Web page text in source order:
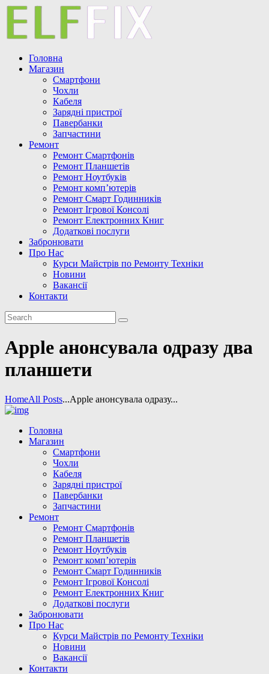
Головна
Магазин
Смартфони
Чохли
Кабеля
Зарядні пристрої
Павербанки
Запчастини
Ремонт
Ремонт Смартфонів
Ремонт Планшетів
Ремонт Ноутбуків
Ремонт комп’ютерів
Ремонт Смарт Годинників
Ремонт Ігрової Консолі
Ремонт Електронних Книг
Додаткові послуги
Забронювати
Про Нас
Курси Майстрів по Ремонту Техніки
Новини
Вакансії
Контакти
Аpple анонсувала одразу два
планшети
HomeAll Posts...Аpple анонсувала одразу...
Головна
Магазин
Смартфони
Чохли
Кабеля
Зарядні пристрої
Павербанки
Запчастини
Ремонт
Ремонт Смартфонів
Ремонт Планшетів
Ремонт Ноутбуків
Ремонт комп’ютерів
Ремонт Смарт Годинників
Ремонт Ігрової Консолі
Ремонт Електронних Книг
Додаткові послуги
Забронювати
Про Нас
Курси Майстрів по Ремонту Техніки
Новини
Вакансії
Контакти